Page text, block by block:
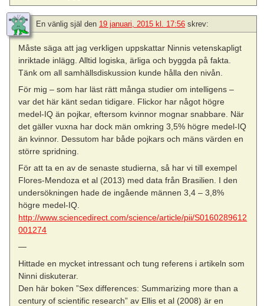
En vänlig själ den 19 januari, 2015 kl. 17:56 skrev:
Måste säga att jag verkligen uppskattar Ninnis vetenskapligt
inriktade inlägg. Alltid logiska, ärliga och byggda på fakta.
Tänk om all samhällsdiskussion kunde hålla den nivån.
För mig – som har läst rätt många studier om intelligens –
var det här känt sedan tidigare. Flickor har något högre
medel-IQ än pojkar, eftersom kvinnor mognar snabbare. När
det gäller vuxna har dock män omkring 3,5% högre medel-IQ
än kvinnor. Dessutom har både pojkars och mäns värden en
större spridning.
För att ta en av de senaste studierna, så har vi till exempel
Flores-Mendoza et al (2013) med data från Brasilien. I den
undersökningen hade de ingående männen 3,4 – 3,8%
högre medel-IQ.
http://www.sciencedirect.com/science/article/pii/S0160289612
001274
—
Hittade en mycket intressant och tung referens i artikeln som
Ninni diskuterar.
Den här boken ”Sex differences: Summarizing more than a
century of scientific research” av Ellis et al (2008) är en